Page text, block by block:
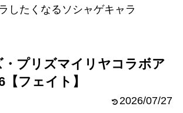
したくなるソシャゲキャラ
・プリズマイリヤコラボア
フェイト】
2026/07/27